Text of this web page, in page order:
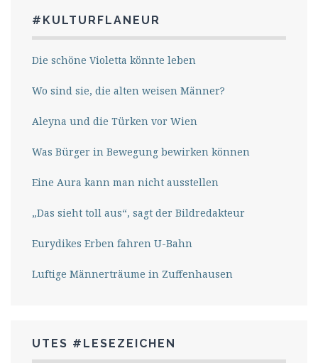
#KULTURFLANEUR
Die schöne Violetta könnte leben
Wo sind sie, die alten weisen Männer?
Aleyna und die Türken vor Wien
Was Bürger in Bewegung bewirken können
Eine Aura kann man nicht ausstellen
„Das sieht toll aus“, sagt der Bildredakteur
Eurydikes Erben fahren U-Bahn
Luftige Männerträume in Zuffenhausen
UTES #LESEZEICHEN